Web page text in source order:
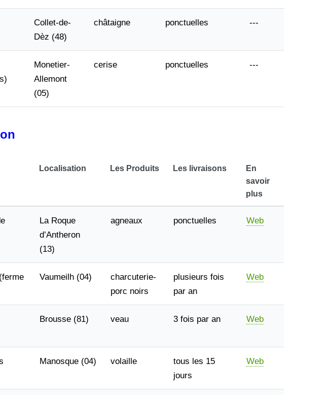
Collet-de-
Dèz (48)
châtaigne ponctuelles ---
Monetier-
Allemont
(05)
cerise ponctuelles ---
Localisation Les Produits Les livraisons
En
savoir
plus
La Roque
d’Antheron
(13)
agneaux ponctuelles Web
Vaumeilh (04)
charcuterie-
porc noirs
plusieurs fois
par an
Web
Brousse (81) veau 3 fois par an Web
Manosque (04) volaille
tous les 15
jours
Web